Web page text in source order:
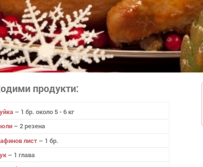
продукти
– 1 бр. около 5 - 6 кг
– 2 резена
лист – 1 бр.
– 1 глава